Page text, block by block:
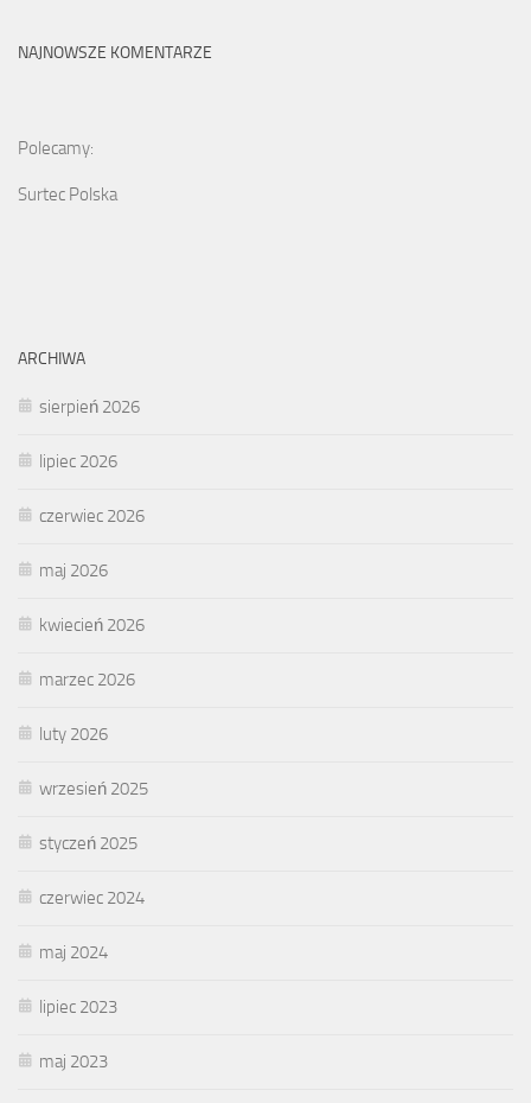
NAJNOWSZE KOMENTARZE
Polecamy:
Surtec Polska
ARCHIWA
sierpień 2026
lipiec 2026
czerwiec 2026
maj 2026
kwiecień 2026
marzec 2026
luty 2026
wrzesień 2025
styczeń 2025
czerwiec 2024
maj 2024
lipiec 2023
maj 2023